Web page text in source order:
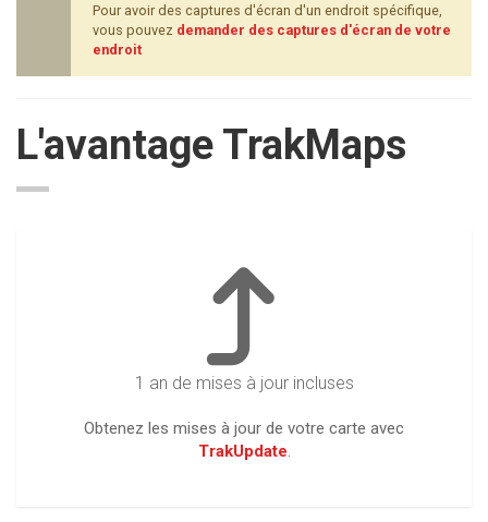
Pour avoir des captures d'écran d'un endroit spécifique,
vous pouvez demander des captures d'écran de votre
endroit
L'avantage TrakMaps
1 an de mises à jour incluses
Obtenez les mises à jour de votre carte avec
TrakUpdate.